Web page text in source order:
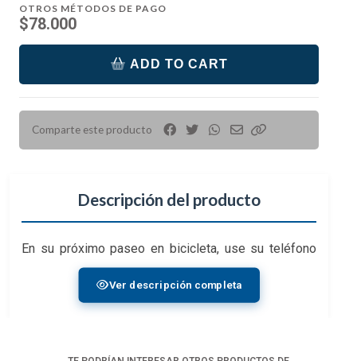
OTROS MÉTODOS DE PAGO
$78.000
ADD TO CART
Comparte este producto
Descripción del producto
En su próximo paseo en bicicleta, use su teléfono
para la navegación paso a paso del GPS o para
transmitir música con elsoporte para bicicleta
Mobile Out FrontdePeak Design. Este robusto
Ver descripción completa